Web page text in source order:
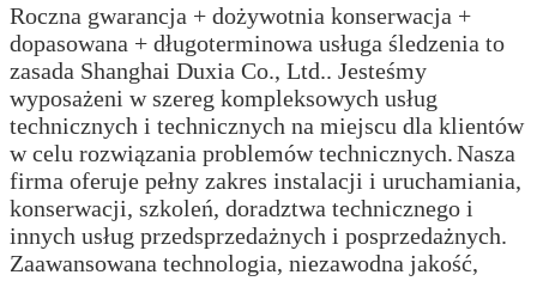
Roczna gwarancja + dożywotnia konserwacja +
dopasowana + długoterminowa usługa śledzenia to
zasada Shanghai Duxia Co., Ltd.. Jesteśmy
wyposażeni w szereg kompleksowych usług
technicznych i technicznych na miejscu dla klientów
w celu rozwiązania problemów technicznych.Nasza
firma oferuje pełny zakres instalacji i uruchamiania,
konserwacji, szkoleń, doradztwa technicznego i
innych usług przedsprzedażnych i posprzedażnych.
Zaawansowana technologia, niezawodna jakość,